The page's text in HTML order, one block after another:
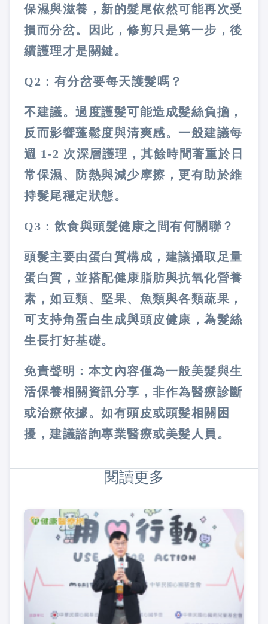
保濕與滋養，新的髮尾依然可能再次受
損而分岔。因此，修剪只是第一步，後
續護理才是關鍵。
Q2：有分岔要每天護髮嗎？
不建議。過度護髮可能造成髮絲負擔，
反而影響蓬鬆度與清爽感。一般建議每
週 1-2 次深層護理，其餘時間著重於日
常保濕、防熱與減少摩擦，更有助於維
持髮尾穩定狀態。
Q3：飲食與頭髮健康之間有何關聯？
頭髮主要由蛋白質構成，建議攝取足量
蛋白質，並搭配健康脂肪與抗氧化營養
素，如豆類、堅果、魚類與各類蔬果，
可支持角蛋白生成與頭皮健康，為髮絲
生長打好基礎。
免責聲明：本文內容僅為一般美髮與生
活保養相關資訊分享，非作為醫療診斷
或治療依據。如有頭皮或頭髮相關困
擾，建議諮詢專業醫療或美髮人員。
閱讀更多